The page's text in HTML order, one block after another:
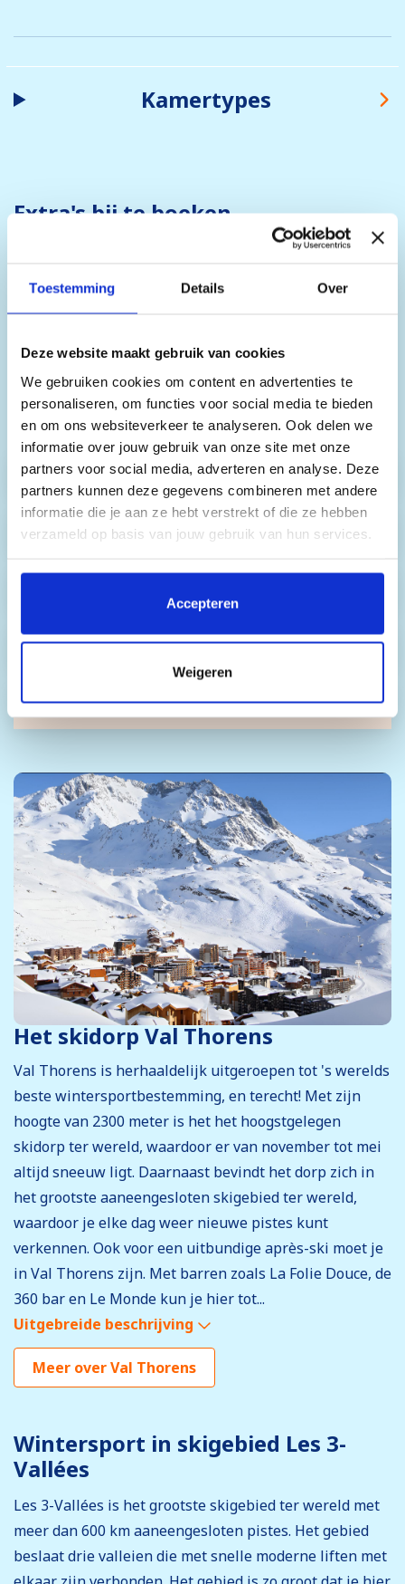
Toestemming Details Over
Deze website maakt gebruik van cookies
We gebruiken cookies om content en advertenties te
personaliseren, om functies voor social media te bieden
en om ons websiteverkeer te analyseren. Ook delen we
informatie over jouw gebruik van onze site met onze
partners voor social media, adverteren en analyse. Deze
partners kunnen deze gegevens combineren met andere
informatie die je aan ze hebt verstrekt of die ze hebben
verzameld op basis van jouw gebruik van hun services.
Door op 'Accepteren' te klikken, stem je in met het
plaatsen van alle cookies. Klik op 'Details' voor een
cookies je wilt toestaan. Je kunt je voorkeuren op elk
moment wijzigen of je toestemming intrekken.
Accepteren
Weigeren
Kamertypes
Extra's bij te boeken
Wanneer je bij ons een vakantie boekt, is de
skipas uitbreiden en extra opties aan je
boeking toevoegen. Hieronder vind je alle
aankomstdatum, daarom tonen we hier alleen
vanafprijzen. De exacte prijzen die voor jou
gelden, vind je in stap 1 van het online
boekingsformulier.
Skipassen
Skihuur
Snowboardhuur
Ski- & snowboardles
Busvervoer
Het skidorp Val Thorens
Val Thorens is herhaaldelijk uitgeroepen tot 's werelds
beste wintersportbestemming, en terecht! Met zijn
hoogte van 2300 meter is het het hoogstgelegen
skidorp ter wereld, waardoor er van november tot mei
altijd sneeuw ligt. Daarnaast bevindt het dorp zich in
het grootste aaneengesloten skigebied ter wereld,
waardoor je elke dag weer nieuwe pistes kunt
verkennen. Ook voor een uitbundige après-ski moet je
in Val Thorens zijn. Met barren zoals La Folie Douce, de
360 bar en Le Monde kun je hier tot...
Uitgebreide beschrijving
Meer over Val Thorens
Wintersport in skigebied Les 3-
Vallées
Les 3-Vallées is het grootste skigebied ter wereld met
meer dan 600 km aaneengesloten pistes. Het gebied
beslaat drie valleien die met snelle moderne liften met